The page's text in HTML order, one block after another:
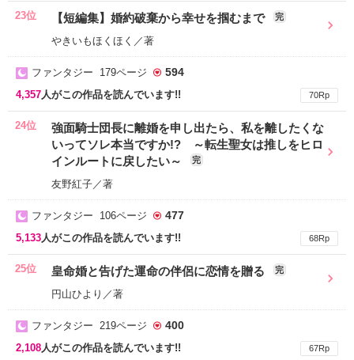
23位 【短編集】婚約破棄から幸せを掴むまで 完
やきいもほくほく／著
ファンタジー 179ページ 594
4,357人がこの作品を読んでいます!! 70Rp
24位
強面騎士団長に離婚を申し出たら、私を離したくな
いってソレ本当ですか!? ～転生聖女は推しをヒロ
インルートに戻したい～
完
友野紅子／著
ファンタジー 106ページ 477
5,133人がこの作品を読んでいます!! 68Rp
25位 皇命婚と告げた運命の伴侶に恋情を贈る 完
円山ひより／著
ファンタジー 219ページ 400
2,108人がこの作品を読んでいます!! 67Rp